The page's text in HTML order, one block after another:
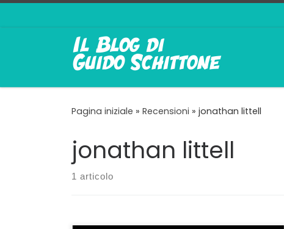
Pagina iniziale » Recensioni » jonathan littell
jonathan littell
1 articolo